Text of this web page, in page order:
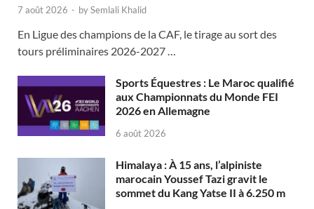
7 août 2026 - bySemlali Khalid
En Ligue des champions de la CAF, le tirage au sort des
tours préliminaires 2026-2027 …
Sports Équestres : Le Maroc qualifié
aux Championnats du Monde FEI
2026 en Allemagne
6 août 2026
Himalaya : À 15 ans, l’alpiniste
marocain Youssef Tazi gravit le
sommet du Kang Yatse II à 6.250 m